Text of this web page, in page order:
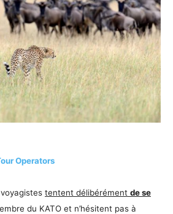
Operators
tentent délibérément de se
du KATO et n’hésitent pas à